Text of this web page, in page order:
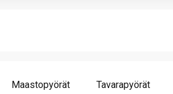
Maastopyörät Tavarapyörät